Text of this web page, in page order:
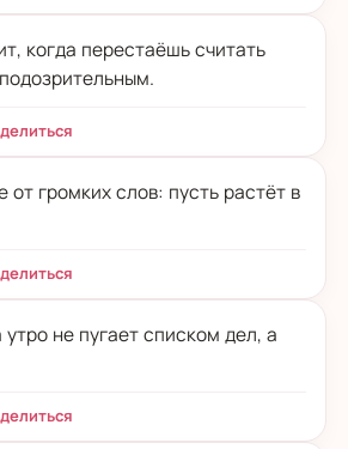
когда перестаёшь считать
от громких слов: пусть растёт в
не пугает списком дел, а